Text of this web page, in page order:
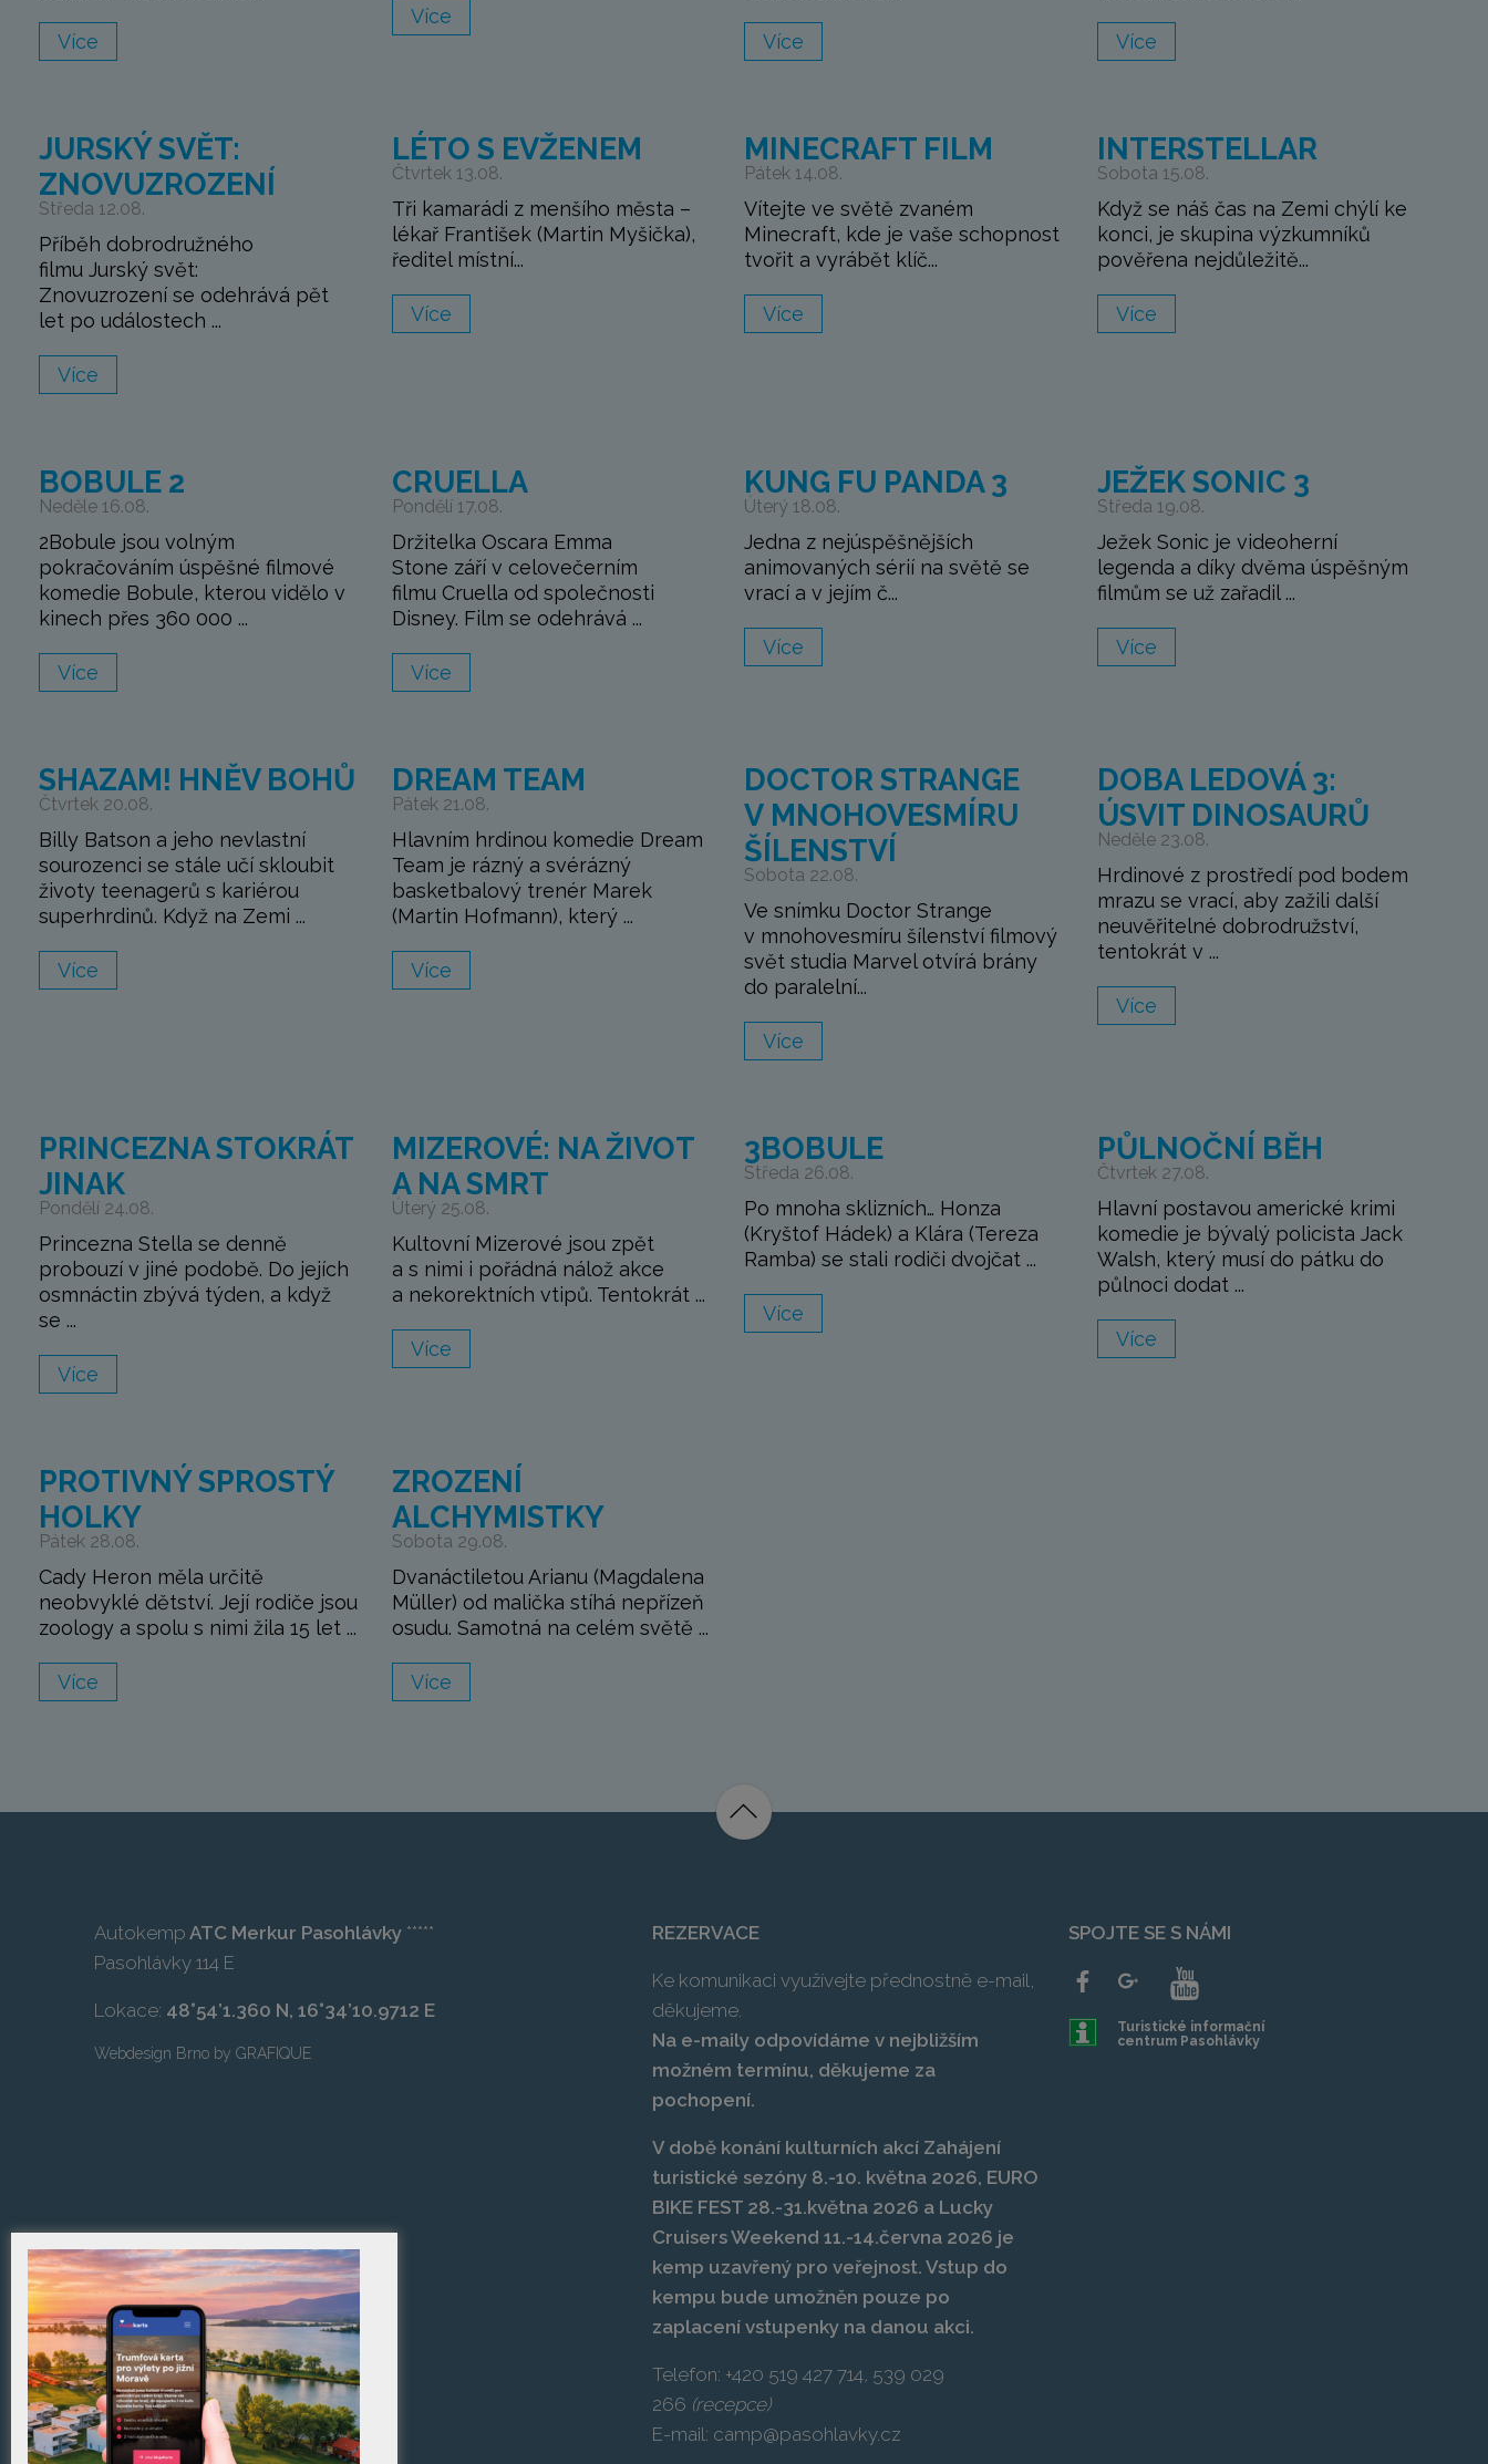
Více
Více
Více Více
JURSKÝ SVĚT:
ZNOVUZROZENÍ
Středa 12.08.
Příběh dobrodružného
filmu Jurský svět:
Znovuzrození se odehrává pět
let po událostech ...
Více
LÉTO S EVŽENEM
Čtvrtek 13.08.
Tři kamarádi z menšího města –
lékař František (Martin Myšička),
ředitel místní...
Více
MINECRAFT FILM
Pátek 14.08.
Vítejte ve světě zvaném
Minecraft, kde je vaše schopnost
tvořit a vyrábět klíč...
Více
INTERSTELLAR
Sobota 15.08.
Když se náš čas na Zemi chýlí ke
konci, je skupina výzkumníků
pověřena nejdůležitě...
Více
BOBULE 2
Neděle 16.08.
2Bobule jsou volným
pokračováním úspěšné filmové
komedie Bobule, kterou vidělo v
kinech přes 360 000 ...
Více
CRUELLA
Pondělí 17.08.
Držitelka Oscara Emma
Stone září v celovečerním
filmu Cruella od společnosti
Disney. Film se odehrává ...
Více
KUNG FU PANDA 3
Úterý 18.08.
Jedna z nejúspěšnějších
animovaných sérií na světě se
vrací a v jejím č...
Více
JEŽEK SONIC 3
Středa 19.08.
Ježek Sonic je videoherní
legenda a díky dvěma úspěšným
filmům se už zařadil ...
Více
SHAZAM! HNĚV BOHŮ
Čtvrtek 20.08.
Billy Batson a jeho nevlastní
sourozenci se stále učí skloubit
životy teenagerů s kariérou
superhrdinů. Když na Zemi ...
Více
DREAM TEAM
Pátek 21.08.
Hlavním hrdinou komedie Dream
Team je rázný a svérázný
basketbalový trenér Marek
(Martin Hofmann), který ...
Více
DOCTOR STRANGE
V MNOHOVESMÍRU
ŠÍLENSTVÍ
Sobota 22.08.
Ve snímku Doctor Strange
v mnohovesmíru šílenství filmový
svět studia Marvel otvírá brány
do paralelní...
Více
DOBA LEDOVÁ 3:
ÚSVIT DINOSAURŮ
Neděle 23.08.
Hrdinové z prostředí pod bodem
mrazu se vrací, aby zažili další
neuvěřitelné dobrodružství,
tentokrát v ...
Více
PRINCEZNA STOKRÁT
JINAK
Pondělí 24.08.
Princezna Stella se denně
probouzí v jiné podobě. Do jejích
osmnáctin zbývá týden, a když
se ...
Více
MIZEROVÉ: NA ŽIVOT
A NA SMRT
Úterý 25.08.
Kultovní Mizerové jsou zpět
a s nimi i pořádná nálož akce
a nekorektních vtipů. Tentokrát ...
Více
3BOBULE
Středa 26.08.
Po mnoha sklizních… Honza
(Kryštof Hádek) a Klára (Tereza
Ramba) se stali rodiči dvojčat ...
Více
PŮLNOČNÍ BĚH
Čtvrtek 27.08.
Hlavní postavou americké krimi
komedie je bývalý policista Jack
Walsh, který musí do pátku do
půlnoci dodat ...
Více
PROTIVNÝ SPROSTÝ
HOLKY
Pátek 28.08.
Cady Heron měla určitě
neobvyklé dětství. Její rodiče jsou
zoology a spolu s nimi žila 15 let ...
Více
ZROZENÍ
ALCHYMISTKY
Sobota 29.08.
Dvanáctiletou Arianu (Magdalena
Müller) od malička stíhá nepřízeň
osudu. Samotná na celém světě ...
Více
Autokemp ATC Merkur Pasohlávky *****
Pasohlávky 114 E
Lokace: 48°54’1.360 N, 16°34’10.9712 E
Webdesign Brno by GRAFIQUE
REZERVACE
Ke komunikaci využívejte přednostně e-mail,
děkujeme.
Na e-maily odpovídáme v nejbližším
možném termínu, děkujeme za
pochopení.
V době konání kulturních akcí Zahájení
turistické sezóny 8.-10. května 2026, EURO
BIKE FEST 28.-31.května 2026 a Lucky
Cruisers Weekend 11.-14.června 2026 je
kemp uzavřený pro veřejnost. Vstup do
kempu bude umožněn pouze po
zaplacení vstupenky na danou akci.
Telefon: +420 519 427 714, 539 029
266 (recepce)
E-mail: camp@pasohlavky.cz
SPOJTE SE S NÁMI
Turistické informační
centrum Pasohlávky